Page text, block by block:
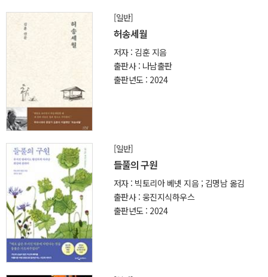
[일반]
허송세월
저자 : 김훈 지음
출판사 : 나남출판
출판년도 : 2024
[일반]
들풀의 구원
저자 : 빅토리아 베넷 지음 ; 김명남 옮김
출판사 : 웅진지식하우스
출판년도 : 2024